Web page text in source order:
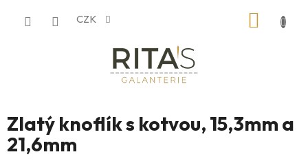
CZK
Zlatý knoflík s kotvou, 15,3mm a
21,6mm